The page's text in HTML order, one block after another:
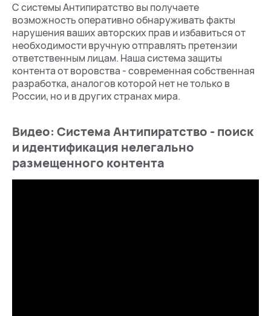
С системы Антипиратство вы получаете
возможность оперативно обнаруживать факты
нарушения ваших авторских прав и избавиться от
необходимости вручную отправлять претензии
ответственным лицам. Наша система защиты
контента от воровства - современная собственная
разработка, аналогов которой нет не только в
России, но и в других странах мира.
Видео: Система Антипиратство - поиск
и идентификация нелегально
размещенного контента